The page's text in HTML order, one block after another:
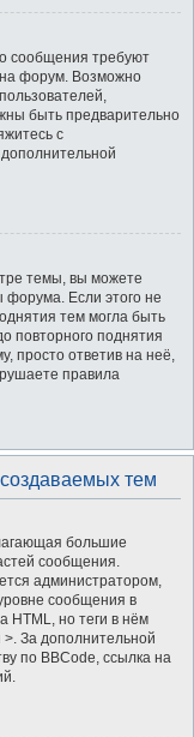
сообщения требуют
на форум. Возможно
быть предварительно
с
темы, вы можете
форума. Если этого не
тем могла быть
повторного поднятия
просто ответив на неё,
правила
тем
большие
сообщения.
администратором,
сообщения в
HTML, но теги в нём
>. За дополнительной
по BBCode, ссылка на